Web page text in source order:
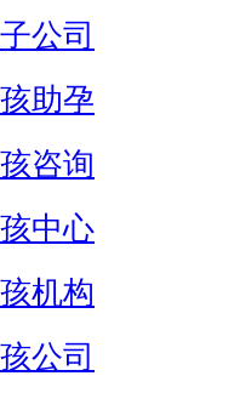
公司
助孕
咨询
中心
机构
公司